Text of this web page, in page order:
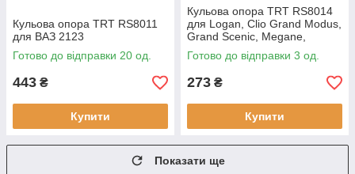
Кульова опора TRT RS8011
для ВАЗ 2123
Готово до відправки 20 од.
443 ₴
Купити
Кульова опора TRT RS8014
для Logan, Clio Grand Modus,
Grand Scenic, Megane,
Modus, Sandero, Twizy,
Largus, Sandero/Stepway
Готово до відправки 3 од.
273 ₴
Купити
Показати ще